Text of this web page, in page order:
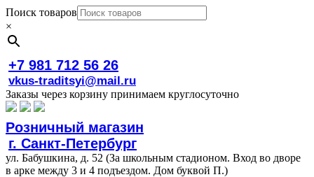
Поиск товаров
×
+7 981 712 56 26
vkus-traditsyi@mail.ru
Заказы через корзину принимаем круглосуточно
Розничный магазин
г. Санкт-Петербург
ул. Бабушкина, д. 52 (За школьным стадионом. Вход во дворе
в арке между 3 и 4 подъездом. Дом буквой П.)